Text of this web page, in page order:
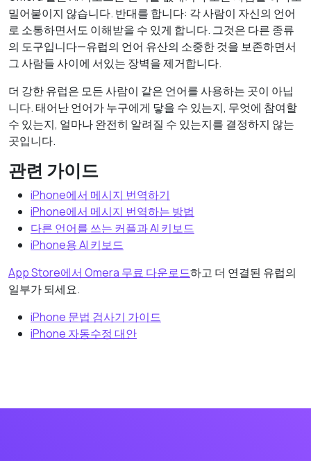
밀어붙이지 않습니다. 반대를 합니다: 각 사람이 자신의 언어
로 소통하면서도 이해받을 수 있게 합니다. 그것은 다른 종류
의 도구입니다—유럽의 언어 유산의 소중한 것을 보존하면서
그 사람들 사이에 서있는 장벽을 제거합니다.
더 강한 유럽은 모든 사람이 같은 언어를 사용하는 곳이 아닙
니다. 태어난 언어가 누구에게 닿을 수 있는지, 무엇에 참여할
수 있는지, 얼마나 완전히 알려질 수 있는지를 결정하지 않는
곳입니다.
관련 가이드
iPhone에서 메시지 번역하기
iPhone에서 메시지 번역하는 방법
다른 언어를 쓰는 커플과 AI 키보드
iPhone용 AI 키보드
App Store에서 Omera 무료 다운로드하고 더 연결된 유럽의
일부가 되세요.
iPhone 문법 검사기 가이드
iPhone 자동수정 대안